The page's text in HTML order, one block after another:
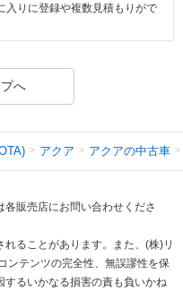
入りに登録や複数見積もりがで
へ
アクア アクアの中古車
販売店にお問い合わせくださ
ることがあります。また、(株)リ
ンテンツの完全性、無誤謬性を保
るいかなる損害の責も負いかね